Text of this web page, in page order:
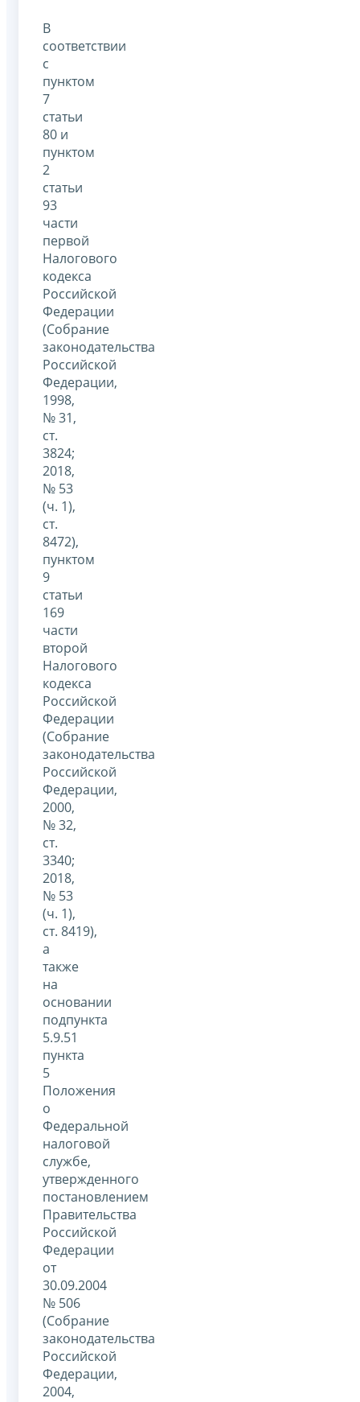
В
соответствии
с
пунктом
7
статьи
80 и
пунктом
2
статьи
93
части
первой
Налогового
кодекса
Российской
Федерации
(Собрание
законодательства
Российской
Федерации,
1998,
№ 31,
ст.
3824;
2018,
№ 53
(ч. 1),
ст.
8472),
пунктом
9
статьи
169
части
второй
Налогового
кодекса
Российской
Федерации
(Собрание
законодательства
Российской
Федерации,
2000,
№ 32,
ст.
3340;
2018,
№ 53
(ч. 1),
ст. 8419),
а
также
на
основании
подпункта
5.9.51
пункта
5
Положения
о
Федеральной
налоговой
службе,
утвержденного
постановлением
Правительства
Российской
Федерации
от
30.09.2004
№ 506
(Собрание
законодательства
Российской
Федерации,
2004,